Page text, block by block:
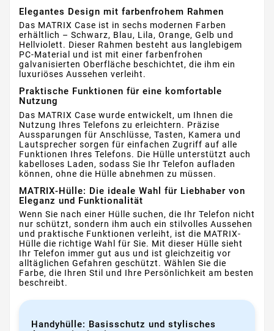
Elegantes Design mit farbenfrohem Rahmen
Das MATRIX Case ist in sechs modernen Farben
erhältlich – Schwarz, Blau, Lila, Orange, Gelb und
Hellviolett. Dieser Rahmen besteht aus langlebigem
PC-Material und ist mit einer farbenfrohen
galvanisierten Oberfläche beschichtet, die ihm ein
luxuriöses Aussehen verleiht.
Praktische Funktionen für eine komfortable
Nutzung
Das MATRIX Case wurde entwickelt, um Ihnen die
Nutzung Ihres Telefons zu erleichtern. Präzise
Aussparungen für Anschlüsse, Tasten, Kamera und
Lautsprecher sorgen für einfachen Zugriff auf alle
Funktionen Ihres Telefons. Die Hülle unterstützt auch
kabelloses Laden, sodass Sie Ihr Telefon aufladen
können, ohne die Hülle abnehmen zu müssen.
MATRIX-Hülle: Die ideale Wahl für Liebhaber von
Eleganz und Funktionalität
Wenn Sie nach einer Hülle suchen, die Ihr Telefon nicht
nur schützt, sondern ihm auch ein stilvolles Aussehen
und praktische Funktionen verleiht, ist die MATRIX-
Hülle die richtige Wahl für Sie. Mit dieser Hülle sieht
Ihr Telefon immer gut aus und ist gleichzeitig vor
alltäglichen Gefahren geschützt. Wählen Sie die
Farbe, die Ihren Stil und Ihre Persönlichkeit am besten
beschreibt.
Handyhülle: Basisschutz und stylisches